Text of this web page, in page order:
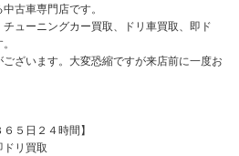
古車専門店です。
ューニングカー買取、ドリ車買取、即ド
ざいます。大変恐縮ですが来店前に一度お
６５日２４時間】
ドリ買取